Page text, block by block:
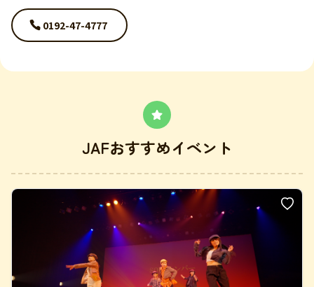
0192-47-4777
JAFおすすめイベント